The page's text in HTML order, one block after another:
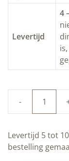
Levertijd
4
Levertijd 5 tot
bestelling